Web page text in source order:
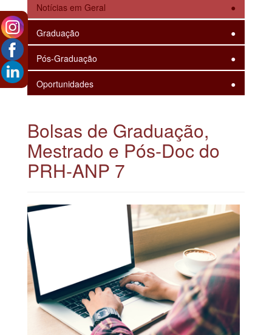
Notícias em Geral
Graduação
Pós-Graduação
Oportunidades
Bolsas de Graduação,
Mestrado e Pós-Doc do
PRH-ANP 7